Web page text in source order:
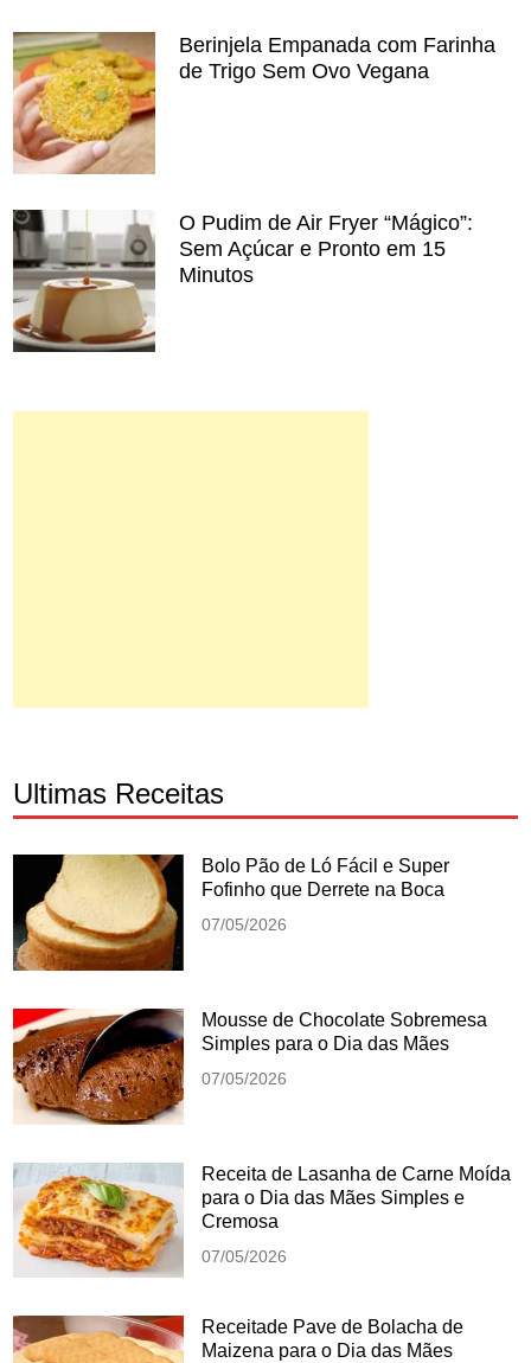
Berinjela Empanada com Farinha
de Trigo Sem Ovo Vegana
O Pudim de Air Fryer “Mágico”:
Sem Açúcar e Pronto em 15
Minutos
Ultimas Receitas
Bolo Pão de Ló Fácil e Super
Fofinho que Derrete na Boca
07/05/2026
Mousse de Chocolate Sobremesa
Simples para o Dia das Mães
07/05/2026
Receita de Lasanha de Carne Moída
para o Dia das Mães Simples e
Cremosa
07/05/2026
Receitade Pave de Bolacha de
Maizena para o Dia das Mães